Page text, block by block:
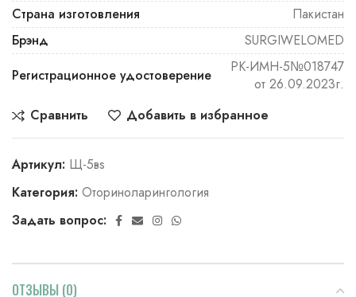
Страна изготовления
Пакистан
Брэнд
SURGIWELOMED
Регистрационное удостоверение
РК-ИМН-5№018747
от 26.09.2023г.
Сравнить
Добавить в избранное
Артикул: Щ-5вs
Категория: Оториноларингология
Задать вопрос:
ОТЗЫВЫ (0)